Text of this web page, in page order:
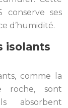
conserve ses
d’humidité.
isolants
comme la
sont
absorbent